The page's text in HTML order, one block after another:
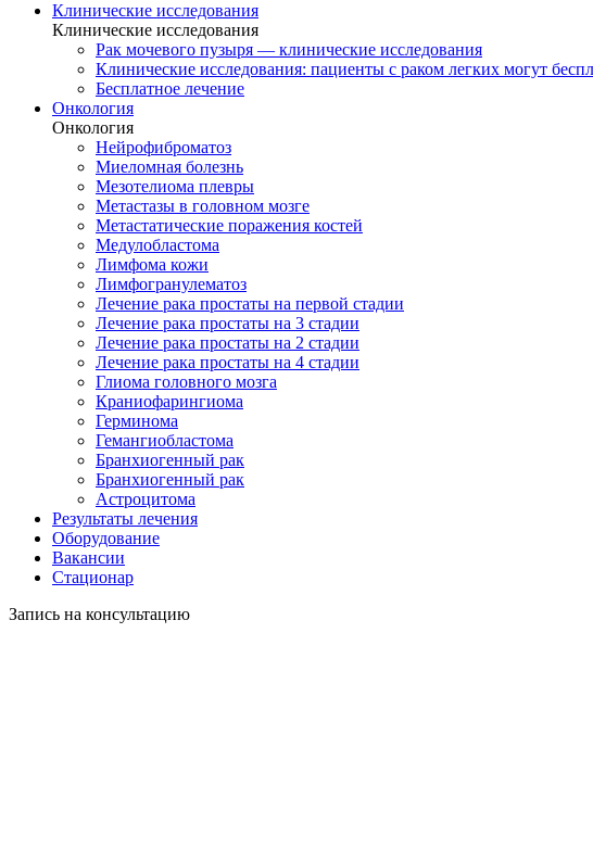
Клинические исследования
Клинические исследования
Рак мочевого пузыря — клинические исследования
Клинические исследования: пациенты с раком легких могут
Бесплатное лечение
Онкология
Онкология
Нейрофиброматоз
Миеломная болезнь
Мезотелиома плевры
Метастазы в головном мозге
Метастатические поражения костей
Медулобластома
Лимфома кожи
Лимфогранулематоз
Лечение рака простаты на первой стадии
Лечение рака простаты на 3 стадии
Лечение рака простаты на 2 стадии
Лечение рака простаты на 4 стадии
Глиома головного мозга
Краниофарингиома
Герминома
Гемангиобластома
Бранхиогенный рак
Бранхиогенный рак
Астроцитома
Результаты лечения
Оборудование
Вакансии
Стационар
Запись на консультацию